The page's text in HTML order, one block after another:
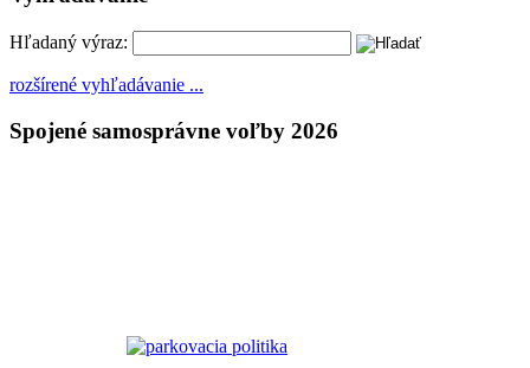
Hľadaný výraz:
rozšírené vyhľadávanie ...
Spojené samosprávne voľby 2026